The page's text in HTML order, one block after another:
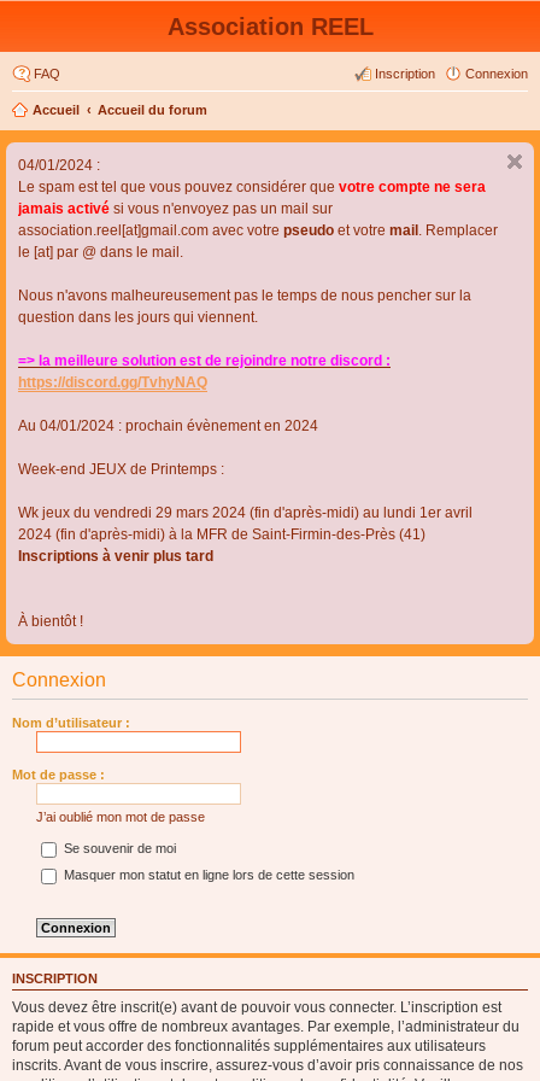
Association REEL
FAQ Connexion
Inscription
Accueil Accueil du forum
04/01/2024 :
Le spam est tel que vous pouvez considérer que votre compte ne sera
jamais activé si vous n'envoyez pas un mail sur
association.reel[at]gmail.com avec votre pseudo et votre mail . Remplacer
le [at] par @ dans le mail.
Nous n'avons malheureusement pas le temps de nous pencher sur la
question dans les jours qui viennent.
=> la meilleure solution est de rejoindre notre discord :
https://discord.gg/TvhyNAQ
Au 04/01/2024 : prochain évènement en 2024
Week-end JEUX de Printemps :
Wk jeux du vendredi 29 mars 2024 (fin d'après-midi) au lundi 1er avril
2024 (fin d'après-midi) à la MFR de Saint-Firmin-des-Près (41)
Inscriptions à venir plus tard
À bientôt !
Connexion
Nom d’utilisateur :
Mot de passe :
J’ai oublié mon mot de passe
Se souvenir de moi
Masquer mon statut en ligne lors de cette session
INSCRIPTION
Vous devez être inscrit(e) avant de pouvoir vous connecter. L’inscription est
rapide et vous offre de nombreux avantages. Par exemple, l’administrateur du
forum peut accorder des fonctionnalités supplémentaires aux utilisateurs
inscrits. Avant de vous inscrire, assurez-vous d’avoir pris connaissance de nos